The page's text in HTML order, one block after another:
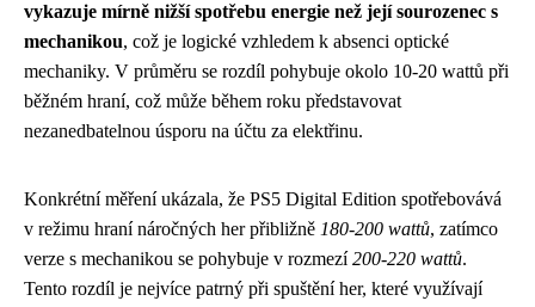
vykazuje mírně nižší spotřebu energie než její sourozenec s
mechanikou, což je logické vzhledem k absenci optické
mechaniky. V průměru se rozdíl pohybuje okolo 10-20 wattů při
běžném hraní, což může během roku představovat
nezanedbatelnou úsporu na účtu za elektřinu.
Konkrétní měření ukázala, že PS5 Digital Edition spotřebovává
v režimu hraní náročných her přibližně 180-200 wattů, zatímco
verze s mechanikou se pohybuje v rozmezí200-220 wattů.
Tento rozdíl je nejvíce patrný při spuštění her, které využívají